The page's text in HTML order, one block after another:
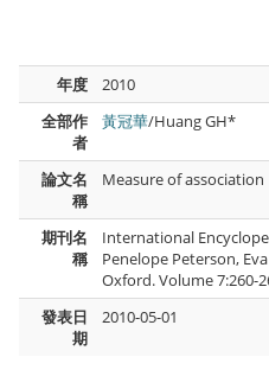
年度
2010
全部作
者
黃冠華/Huang GH*
論文名
稱
Measure of association
期刊名
稱
International
Penelope Peterson,
Oxford. Volume 7:260-
發表日
期
2010-05-01